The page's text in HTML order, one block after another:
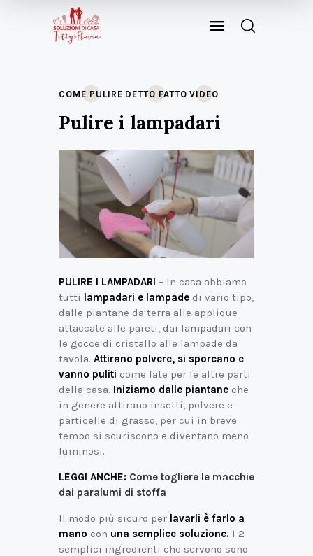
COME PULIRE DETTO FATTO VIDEO
Pulire i lampadari
PULIRE I LAMPADARI – In casa abbiamo
tutti lampadari e lampade di vario tipo,
dalle piantane da terra alle applique
attaccate alle pareti, dai lampadari con
le gocce di cristallo alle lampade da
tavola. Attirano polvere, si sporcano e
vanno puliti come fate per le altre parti
della casa. Iniziamo dalle piantane che
in genere attirano insetti, polvere e
particelle di grasso, per cui in breve
tempo si scuriscono e diventano meno
luminosi.
LEGGI ANCHE: Come togliere le macchie
dai paralumi di stoffa
Il modo più sicuro per lavarli è farlo a
mano con una semplice soluzione. I 2
semplici ingredienti che servono sono: